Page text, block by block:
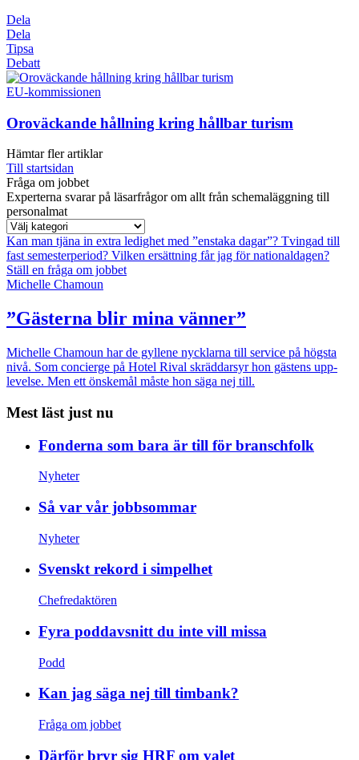
Dela
Dela
Tipsa
Debatt
EU-kommissionen
Oroväckande hållning kring hållbar turism
Hämtar fler artiklar
Till startsidan
Fråga om jobbet
Experterna svarar på läsarfrågor om allt från schemaläggning till
personalmat
Kan man tjäna in extra ledighet med ”enstaka dagar”? Tvingad till
fast semesterperiod? Vilken ersättning får jag för nationaldagen?
Ställ en fråga om jobbet
Michelle Chamoun
”Gästerna blir mina vänner”
Michelle Chamoun har de gyllene nycklarna till service på högsta
nivå. Som concierge på Hotel Rival skräddarsyr hon gästens upp­
levelse. Men ett önskemål måste hon säga nej till.
Mest läst just nu
Fonderna som bara är till för branschfolk
Nyheter
Så var vår jobbsommar
Nyheter
Svenskt rekord i simpelhet
Chefredaktören
Fyra poddavsnitt du inte vill missa
Podd
Kan jag säga nej till timbank?
Fråga om jobbet
Därför bryr sig HRF om valet